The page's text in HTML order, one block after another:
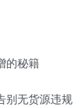
的秘籍
别无货源违规